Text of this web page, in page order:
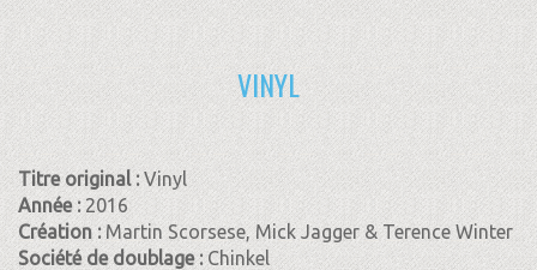
VINYL
Titre original :Vinyl
Année : 2016
Création : Martin Scorsese, Mick Jagger & Terence Winter
Société de doublage :Chinkel